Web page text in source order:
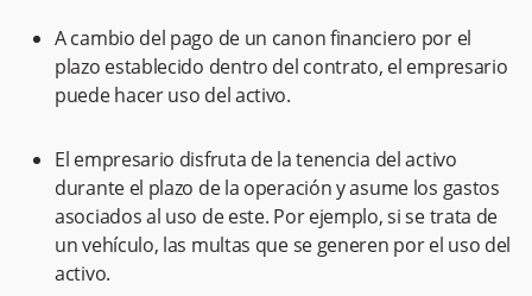
A cambio del pago de un canon financiero por el
plazo establecido dentro del contrato, el empresario
puede hacer uso del activo.
El empresario disfruta de la tenencia del activo
durante el plazo de la operación y asume los gastos
asociados al uso de este. Por ejemplo, si se trata de
un vehículo, las multas que se generen por el uso del
activo.